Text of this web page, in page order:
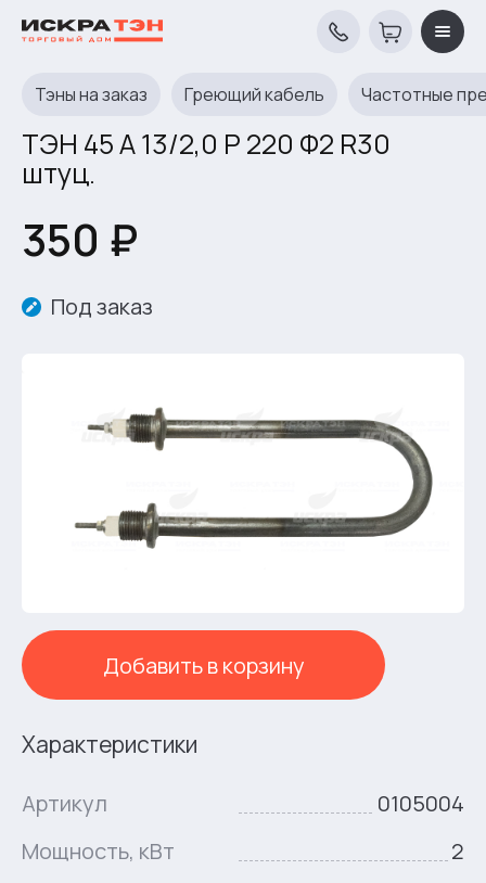
Тэны на заказ Греющий кабель Частотные
Характеристики
Артикул
0105004
Мощность, кВт
2
ТЭН 45 А 13/2,0 P 220 Ф2 R30
штуц.
350 ₽
Под заказ
Добавить в корзину